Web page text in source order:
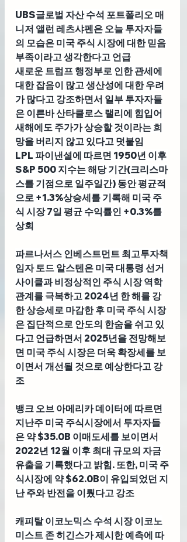
UBS글로벌 자산 수석 포트폴리오 매
니저 앨런 레츠샤펜은 오늘 투자자들
의 모습은 미국 주식 시장에 대한 믿음
부족이라고 생각한다고 언급
새로운 트럼프 행정부로 인한 관세에
대한 잡음이 많고 생산성에 대한 우려
가 많다고 강조하면서 일부 투자자들
은 이른바 산타클로스 랠리에 힘입어
새해에도 주가가 상승할 것이라는 희
망을 버리지 않고 있다고 덧붙임
LPL 파이낸셜에 따르면 1950년 이후
S&P 500 지수는 해당 기간(크리스마
스를 기점으로 일주일간) 동안 평균적
으로 +1.3%상승세를 기록해 미국 주
식 시장 7일 평균 수익률인 +0.3%를
상회
파르나서스 인베스트먼트 최고투자책
임자 토드 알스텐은 미국 대통령 선거
사이클과 비정상적인 주식 시장 역학
관계를 극복하고 2024년 한 해를 강
한 상승세로 마감한 후 미국 주식 시장
은 집단적으로 안도의 한숨을 쉬고 있
다고 언급하면서 2025년을 전망해보
면 미국 주식 시장은 더욱 확장세를 보
이면서 개선될 것으로 예상한다고 강
조
뱅크 오브 아메리카 데이터에 따르면
지난주 미국 주식시장에서 투자자들
은 약 $35.0B 이매도세를 보이면서
2022년 12월 이후 최대 규모의 자금
유출을 기록했다고 밝힘. 또한, 미국 주
식시장에 약 $62.0B이 유입되었던 지
난 주와 반전을 이뤘다고 강조
캐피탈 이코노믹스 수석 시장 이코노
미스트 존 히긴스가 제시한 예측에 따